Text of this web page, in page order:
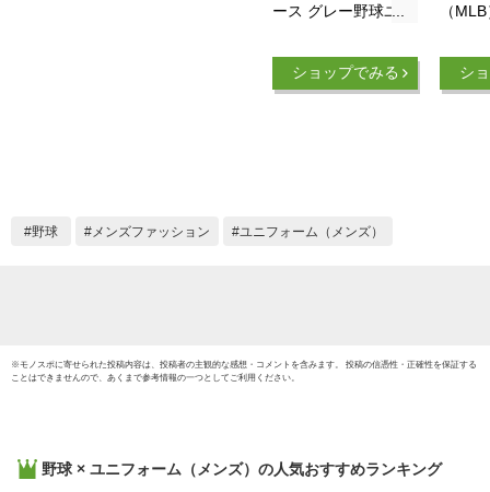
ース グレー野球ユニ
翔平 ムーキー・ベッ
ツ 山本由伸 フリー
半袖 記念シャツ レ
ショップでみる
（
リミテ
ーム
シ
野球 メンズファッション ユニフォーム（メンズ）
※モノスポに寄せられた投稿内容は、投稿者の主観的な感想・コメントを含みます。 投稿の信憑性・正確性を保証する
ことはできませんので、あくまで参考情報の一つとしてご利用ください。
野球 × ユニフォーム（メンズ） の人気おすすめランキング